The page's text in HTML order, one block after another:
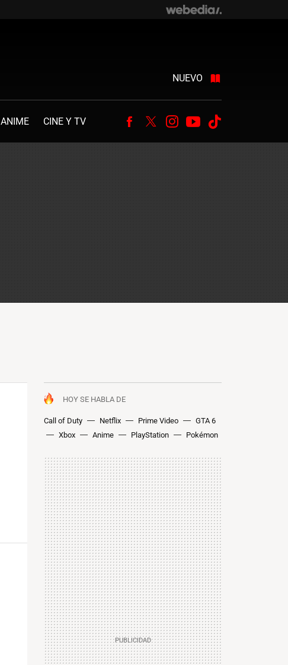
NUEVO
ANIME CINE Y TV Facebook
TwitterInstagram
Youtube
HOY SE HABLA DE
Call of Duty Netflix Prime Video
GTA 6
Xbox
Anime PlayStation Pokémon